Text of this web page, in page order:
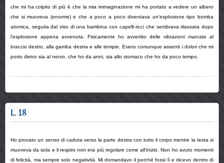
che mi ha colpito di più è che la mia immaginazione mi ha portato a vedere un albero
che si muoveva (enorme) e che a poco a poco diventava un’esplosione tipo bomba
atomica, seguita dal viso di una bambina con capelli ricci che sembrava rilassata dopo
l’esplosione appena avvenuta. Fisicamente ho avvertito delle vibrazioni marcate al
braccio destro, alla gamba destra e alle tempie. Erano comunque assenti i dolori che mi
porto dietro sia al nervo, che ho da anni, sia allo stomaco che ho da poco tempo.
L. 18
Ho provato un senso di caduta verso la parte destra con tutto il corpo mentre la testa si
muoveva da sola e il respiro non era più regolare come all’inizio. Non ho avuto momenti
di felicità, ma sempre solo negatività. Mi domandavo il perché fossi lì e dicevo dentro di